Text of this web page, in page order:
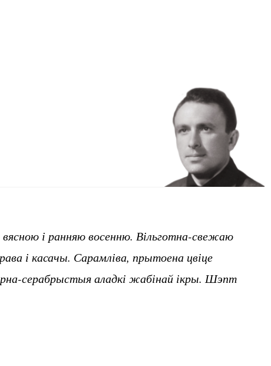
і ранняю восенню. Вільготна-свежаю
і касачы. Сарамліва, прытоена цвіце
серабрыстыя аладкі жабінай ікры. Шэпт